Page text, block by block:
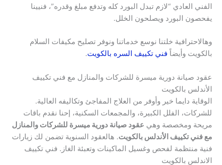
الفني العادي “لازم تبدل البورد كله وتدفع مبلغ وقدره”، فنيينا
يفحصون البورد ويصلحون الخلل.
وهالاحترافية خلتنا نوسع خدماتنا ونوفر تصليح مكيفات السلام
بالكويت وأيضاً فني تكييف السره بالكويت.
عقود صيانة دورية ميسرة للشركات والمنازل مع فني تكييف
الأندلس بالكويت
الوقاية دايما خير وأوفر من العلاج المفاجئ وتكاليفه العالية.
للشركات، الفلل الكبيرة، والمجمعات السكنية، إحنا نقدم باقات
مريحة ومخصصة وهي عقود صيانة دورية ميسرة للشركات والمنازل
مع فني تكييف الأندلس بالكويت. هالعقود السنوية تضمن لك زيارات
فنية منتظمة لفحص وغسيل الماكينات وتعبئة الغاز. فني تكييف
الاندلس بالكويت